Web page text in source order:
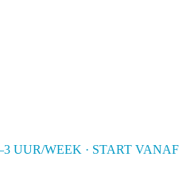
UUR/WEEK · START VANAF